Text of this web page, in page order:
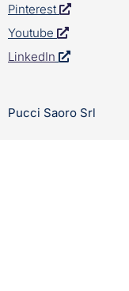
Pinterest
Youtube
LinkedIn
Pucci Saoro Srl